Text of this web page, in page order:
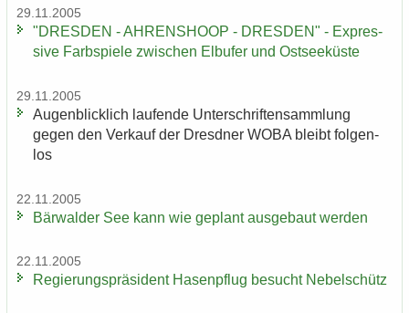
29.11.2005
"DRES­DEN - AH­REN­SHO­OP - DRES­DEN" - Ex­pres­
si­ve Farb­spie­le zwi­schen Elb­ufer und Ost­see­küs­te
29.11.2005
Au­gen­blick­lich lau­fen­de Un­ter­schrif­ten­samm­lung
gegen den Ver­kauf der Dresd­ner WOBA bleibt fol­gen­
los
22.11.2005
Bär­wal­der See kann wie ge­plant aus­ge­baut wer­den
22.11.2005
Re­gie­rungs­prä­si­dent Ha­sen­pflug be­sucht Ne­bel­schütz